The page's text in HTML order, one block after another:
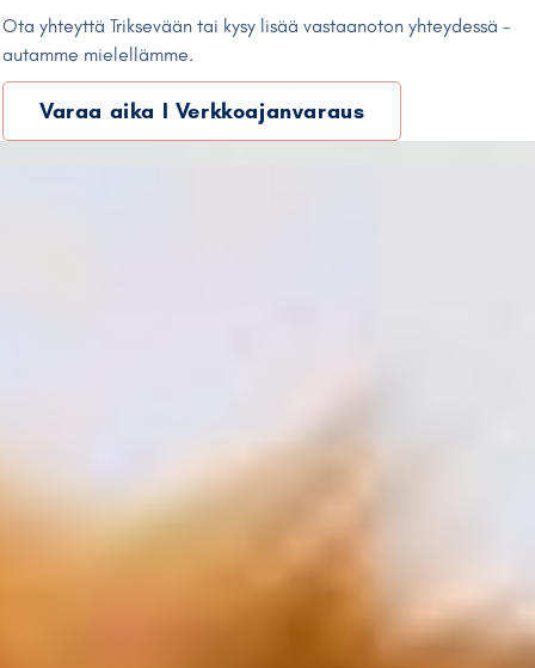
Ota yhteyttä Triksevään tai kysy lisää vastaanoton yhteydessä –
autamme mielellämme.
Varaa aika I Verkkoajanvaraus